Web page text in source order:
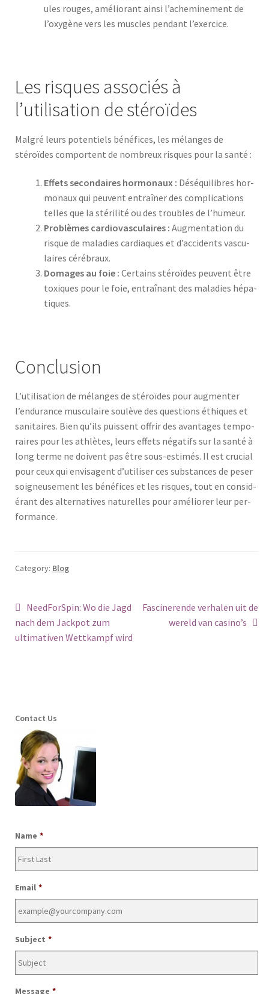
ules rouges, amélio­rant ain­si l’acheminement de
l’oxygène vers les mus­cles pen­dant l’exercice.
Les risques associés à
l’utilisation de stéroïdes
Mal­gré leurs poten­tiels béné­fices, les mélanges de
stéroïdes com­por­tent de nom­breux risques pour la san­té :
Effets sec­ondaires hor­monaux : Déséquili­bres hor­
monaux qui peu­vent entraîn­er des com­pli­ca­tions
telles que la stéril­ité ou des trou­bles de l’humeur.
Prob­lèmes car­dio­vas­cu­laires : Aug­men­ta­tion du
risque de mal­adies car­diaques et d’accidents vas­cu­
laires cérébraux.
Domages au foie : Cer­tains stéroïdes peu­vent être
tox­iques pour le foie, entraî­nant des mal­adies hépa­
tiques.
Conclusion
L’utilisation de mélanges de stéroïdes pour aug­menter
l’endurance mus­cu­laire soulève des ques­tions éthiques et
san­i­taires. Bien qu’ils puis­sent offrir des avan­tages tem­po­
raires pour les ath­lètes, leurs effets négat­ifs sur la san­té à
long terme ne doivent pas être sous-estimés. Il est cru­cial
pour ceux qui envis­agent d’utiliser ces sub­stances de peser
soigneuse­ment les béné­fices et les risques, tout en con­sid­
érant des alter­na­tives naturelles pour amélior­er leur per­
for­mance.
Category: Blog
Post
navigation
Previous
post:
NeedForSpin: Wo die Jagd
nach dem Jackpot zum
ultimativen Wettkampf wird
Next
Fascinerende verhalen uit de
wereld van casino’s
Contact Us
Name *
Email *
Subject *
Message *